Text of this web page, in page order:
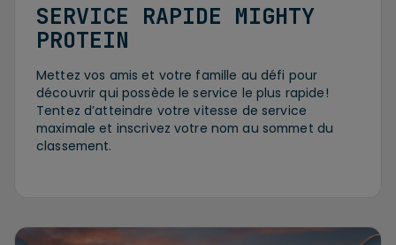
SERVICE RAPIDE MIGHTY
PROTEIN
Mettez vos amis et votre famille au défi pour
découvrir qui possède le service le plus rapide!
Tentez d’atteindre votre vitesse de service
maximale et inscrivez votre nom au sommet du
classement.